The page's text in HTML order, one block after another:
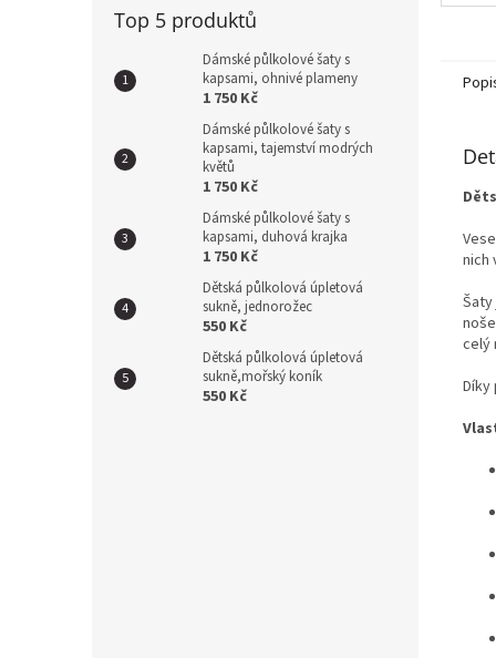
Top 5 produktů
Dámské půlkolové šaty s
kapsami, ohnivé plameny
1 750 Kč
Dámské půlkolové šaty s
kapsami, tajemství modrých
květů
1 750 Kč
Dámské půlkolové šaty s
kapsami, duhová krajka
1 750 Kč
Dětská půlkolová úpletová
sukně, jednorožec
550 Kč
Dětská půlkolová úpletová
sukně,mořský koník
550 Kč
nich
Šaty
celý
Díky